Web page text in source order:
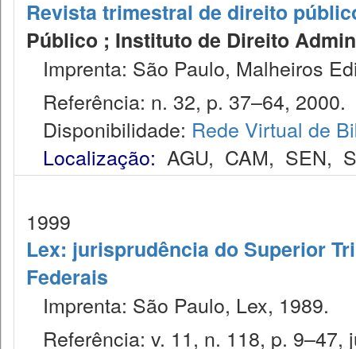
Revista trimestral de direito
Público ; Instituto de Direito
Imprenta: São Paulo, Malheiros
Referência: n. 32, p. 37–64, 2000.
Disponibilidade: Rede Virtual de
Localização: AGU, CAM, SEN,
1999
Lex: jurisprudência do Superior
Federais
Imprenta: São Paulo, Lex, 1989.
Referência: v. 11, n. 118, p. 9–47,